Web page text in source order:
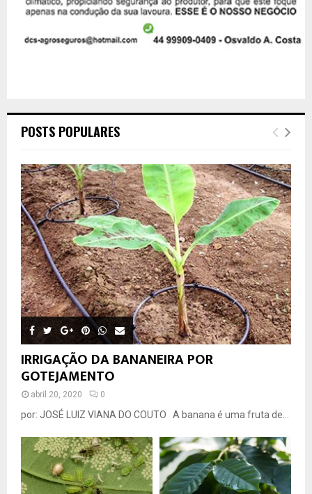
POSTS POPULARES
IRRIGAÇÃO DA BANANEIRA POR
GOTEJAMENTO
abril 20, 2020 0
por: JOSÉ LUIZ VIANA DO COUTO A banana é uma fruta de...